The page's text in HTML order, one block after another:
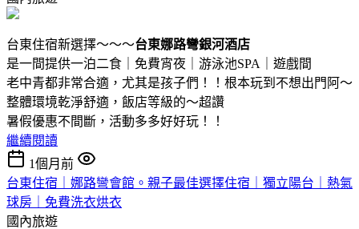
台東住宿新選擇～～～台東娜路彎銀河酒店
是一間提供一泊二食｜免費宵夜｜游泳池SPA｜遊戲間
老中青都非常合適，尤其是孩子們！！根本玩到不想出門阿～
整體環境乾淨舒適，飯店等級的～超讚
暑假優惠不間斷，活動多多好好玩！！
繼續閱讀
1個月前
台東住宿｜娜路彎會館。親子最佳選擇住宿｜獨立陽台｜熱氣
球房｜免費洗衣烘衣
國內旅遊